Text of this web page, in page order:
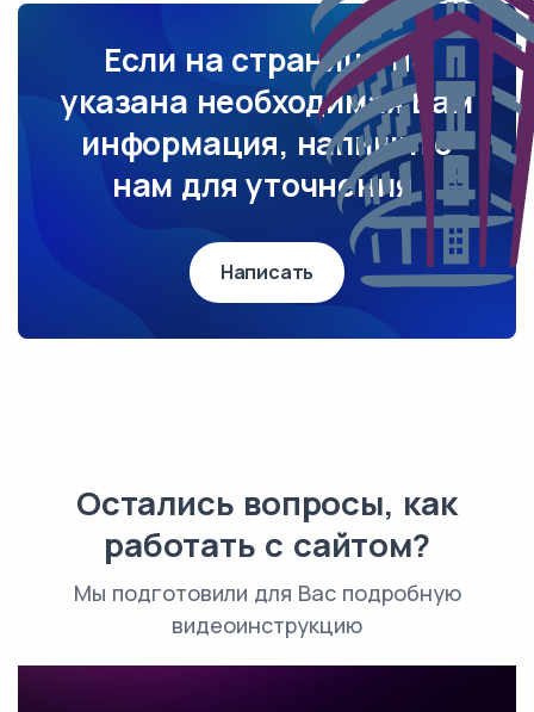
Если на странице не
указана необходимая Вам
информация, напишите
нам для уточнения.
Написать
Остались вопросы, как
работать с сайтом?
Мы подготовили для Вас подробную
видеоинструкцию